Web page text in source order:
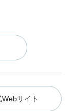
Webサイト